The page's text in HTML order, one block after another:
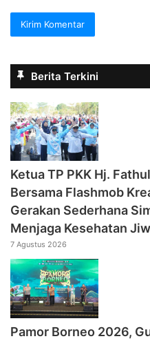
Berita Terkini
‎Ketua TP PKK Hj.
Bersama Flashmob
Gerakan Sederhana
Menjaga Kesehatan
7 Agustus 2026
Pamor Borneo 2026,